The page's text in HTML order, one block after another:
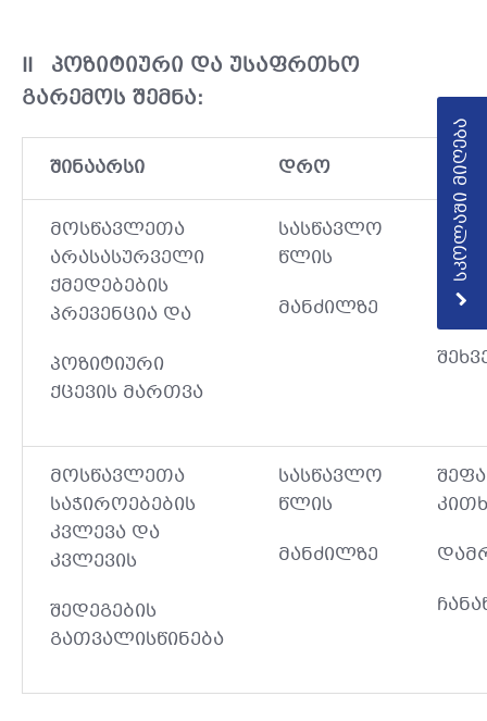
II პოზიტიური და უსაფრთხო
გარემოს შემნა:
შინაარსი დრო
მოსწავლეთა
არასასურველი
ქმედებების
პრევენცია და
პოზიტიური
ქცევის მართვა
სასწავლო
წლის
მანძილზე
მოსწავლეთა
საჭიროებების
კვლევა და
კვლევის
შედეგების
გათვალისწინება
სასწავლო
წლის
მანძილზე
სკოლაში მიღება